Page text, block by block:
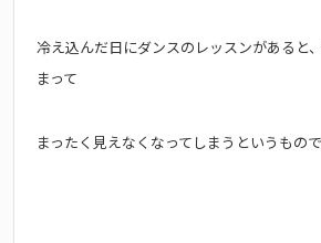
冷え込んだ日にダンスのレッスンがあると
まって
まったく見えなくなってしまうというもので